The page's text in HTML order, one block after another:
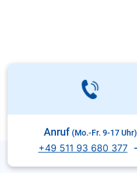
Anruf (Mo.-Fr. 9-17 Uhr)
+49 511 93 680 377